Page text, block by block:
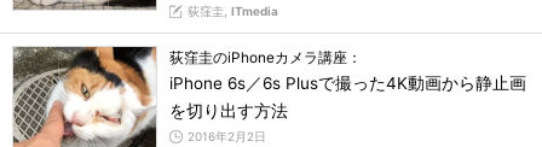
荻窪圭, ITmedia
荻窪圭のiPhoneカメラ講座：
iPhone 6s／6s Plusで撮った4K動画から静止画
を切り出す方法
2016年2月2日